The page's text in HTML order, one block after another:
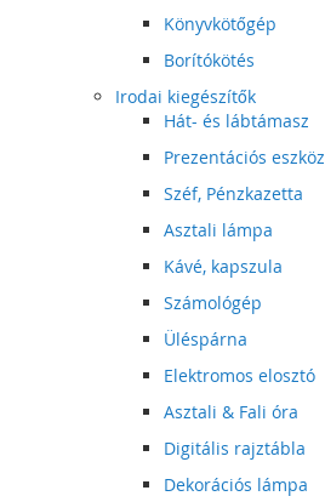
Könyvkötőgép
Borítókötés
Irodai kiegészítők
Hát- és lábtámasz
Prezentációs eszköz
Széf, Pénzkazetta
Asztali lámpa
Kávé, kapszula
Számológép
Üléspárna
Elektromos elosztó
Asztali & Fali óra
Digitális rajztábla
Dekorációs lámpa